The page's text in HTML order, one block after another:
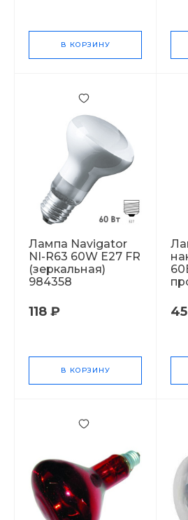
В КОРЗИНУ
Лампа Navigator
NI-R63 60W E27 FR
(зеркальная)
984358
118 ₽
В КОРЗИНУ